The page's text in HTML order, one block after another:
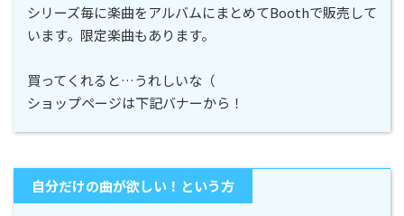
シリーズ毎に楽曲をアルバムにまとめてBoothで販売して
います。限定楽曲もあります。
買ってくれると…うれしいな（
ショップページは下記バナーから！
自分だけの曲が欲しい！という方